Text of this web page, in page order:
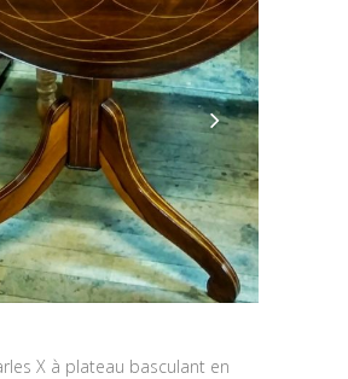
X à plateau basculant en